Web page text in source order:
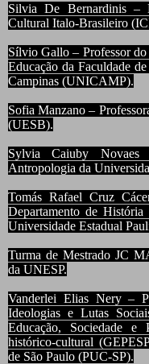
Silvia De Bernardinis –
Cultural Italo-Brasileiro
Sílvio Gallo – Professor
Educação da Faculdade
Campinas (UNICAMP).
Sofia Manzano –
(UESB).
Sylvia Caiuby Novaes
Antropologia da
Tomás Rafael Cruz
Departamento de
Universidade Estadual
Turma de Mestrado JC
da UNESP.
Vanderlei Elias Nery –
Ideologias e Lutas
Educação, Sociedade e
histórico-cultural
de São Paulo (PUC-SP).